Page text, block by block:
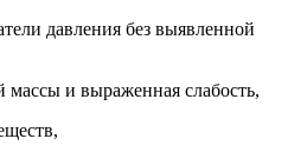
давления без выявленной
и выраженная слабость,